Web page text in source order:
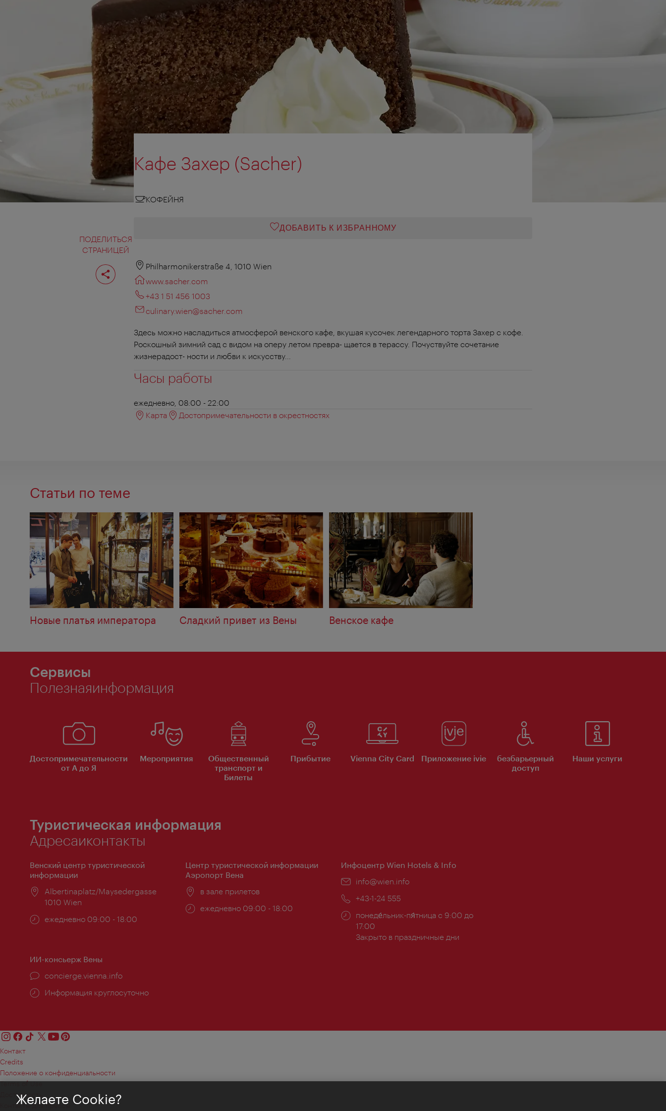
ПОДЕЛИТЬСЯ
СТРАНИЦЕЙ
Поделиться
страницей
Кафе Захер (Sacher)
КОФЕЙНЯ
ДОБАВИТЬ К ИЗБРАННОМУ
Philharmonikerstraße 4, 1010 Wien
www.sacher.com
+43 1 51 456 1003
culinary.wien@sacher.com
Здесь можно насладиться атмосферой венского кафе, вкушая кусочек легендарного торта Захер с кофе.
Роскошный зимний сад с видом на оперу летом превра- щается в терассу. Почуствуйте сочетание
жизнерадост- ности и любви к искусству...
Часы работы
ежедневно, 08:00 - 22:00
Карта
Достопримечательности в окрестностях
Статьи по теме
Новые платья императора Сладкий привет из Вены Венское кафе
Сервисы
Полезнаяинформация
Достопримечательности
от А до Я
Мероприятия
Общественный
транспорт и
Билеты
Прибытие Vienna City Card Приложение ivie
безбарьерный
доступ
Наши услуги
Туристическая информация
Адресаиконтакты
Венский центр туристической
информации
Расположение:
Albertinaplatz/Maysedergasse
1010 Wien
Часы
ежедневно 09:00 - 18:00
Центр туристической информации
Аэропорт Вена
Расположение:
в зале прилетов
Часы
ежедневно 09:00 - 18:00
Инфоцентр Wien Hotels & Info
Эл.
info@wien.info
Телефон:
+43-1-24 555
Часы
работы:
понеде́льник-пя́тница с 9:00 до
17:00
Закрыто в праздничные дни
ИИ-консьерж Вены
concierge.vienna.info
Информация круглосуточно
Контакт
Credits
Положение о конфиденциальности
Terms of Use
Доступность
Контакты для прессы
Желаете Cookie?